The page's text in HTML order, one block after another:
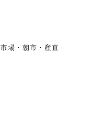
市場・朝市・産直